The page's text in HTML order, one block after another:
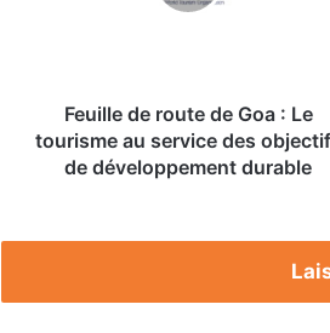
durable
Feuille de route de Goa : Le
tourisme au service des
de développement durable